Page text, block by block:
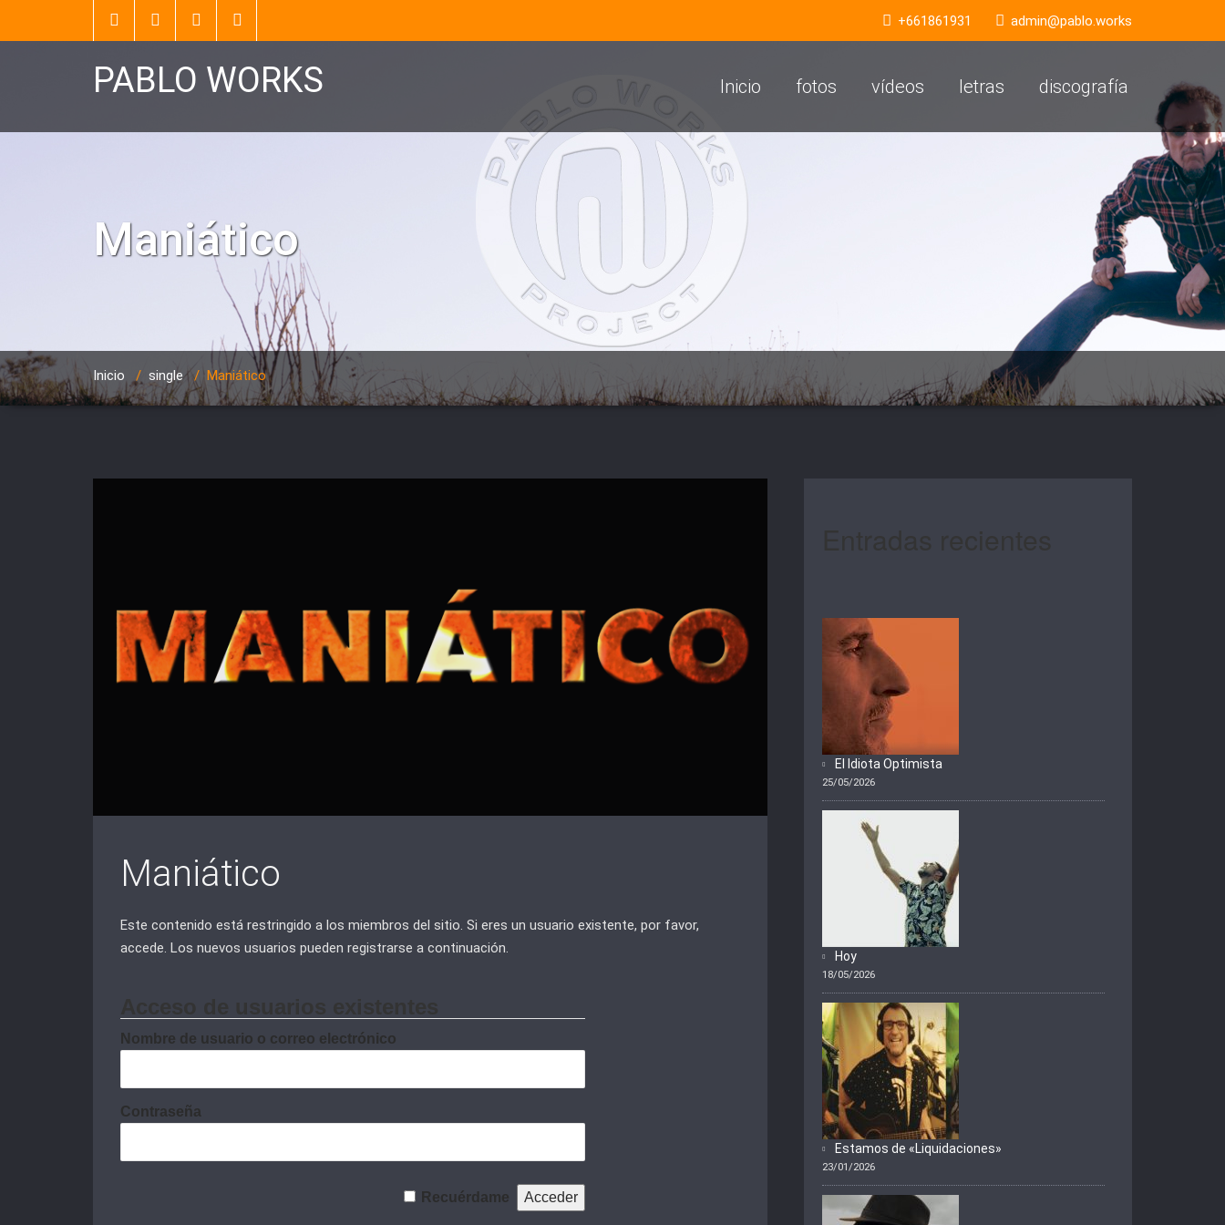
+661861931 admin@pablo.works
PABLO WORKS Inicio fotos vídeos letras discografía
Maniático
Inicio / single/ Maniático
Maniático
Este contenido está restringido a los miembros del sitio. Si eres un usuario existente, por favor,
accede. Los nuevos usuarios pueden registrarse a continuación.
Nombre de usuario o correo electrónico
Contraseña
Recuérdame
El Idiota Optimista
25/05/2026
Hoy
18/05/2026
Estamos de «Liquidaciones»
23/01/2026